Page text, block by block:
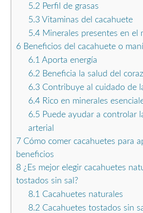
5.2Perfil de grasas
5.3Vitaminas del cacahuete
5.4Minerales presentes en el
6 Beneficios del cacahuete o maní
6.1 Aporta energía
6.2Beneficia la salud del
6.3Contribuye al cuidado de
6.4Rico en minerales
6.5 Puede ayudar a controlar
arterial
7 Cómo comer cacahuetes para
beneficios
8 ¿Es mejor elegir cacahuetes
tostados sin sal?
8.1 Cacahuetes naturales
8.2Cacahuetes tostados sin